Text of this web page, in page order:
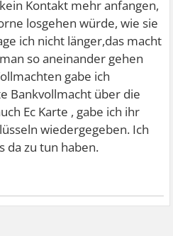
Kontakt mehr anfangen,
losgehen würde, wie sie
ich nicht länger,das macht
so aneinander gehen
gabe ich
Bankvollmacht über die
Ec Karte , gabe ich ihr
wiedergegeben. Ich
da zu tun haben.